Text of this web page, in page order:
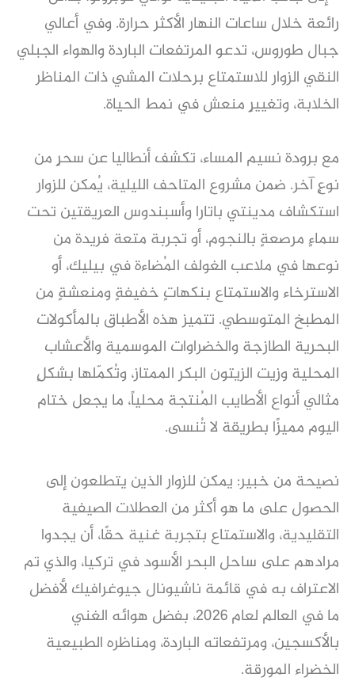
رائعة خلال ساعات النهار الأكثر حرارة. وفي أعالي
جبال طوروس، تدعو المرتفعات الباردة والهواء الجبلي
النقي الزوار للاستمتاع برحلات المشي ذات المناظر
الخلابة، وتغييرٍ منعش في نمط الحياة.
مع برودة نسيم المساء، تكشف أنطاليا عن سحرٍ من
نوعٍ آخر. ضمن مشروع المتاحف الليلية، يُمكن للزوار
استكشاف مدينتي باتارا وأسبندوس العريقتين تحت
سماءٍ مرصعةٍ بالنجوم، أو تجربة متعة فريدة من
نوعها في ملاعب الغولف المُضاءة في بيليك، أو
الاسترخاء والاستمتاع بنكهاتٍ خفيفةٍ ومنعشةٍ من
المطبخ المتوسطي. تتميز هذه الأطباق بالمأكولات
البحرية الطازجة والخضراوات الموسمية والأعشاب
المحلية وزيت الزيتون البكر الممتاز، وتُكمّلها بشكلٍ
مثالي أنواع الأطايب المُنتجة محلياً، ما يجعل ختام
اليوم مميزًا بطريقة لا تُنسى.
نصيحة من خبير: يمكن للزوار الذين يتطلعون إلى
الحصول على ما هو أكثر من العطلات الصيفية
التقليدية، والاستمتاع بتجربة غنية حقًا، أن يجدوا
مرادهم على ساحل البحر الأسود في تركيا، والذي تم
الاعتراف به في قائمة ناشيونال جيوغرافيك لأفضل
ما في العالم لعام 2026، بفضل هوائه الغني
بالأكسجين، ومرتفعاته الباردة، ومناظره الطبيعية
الخضراء المورقة.